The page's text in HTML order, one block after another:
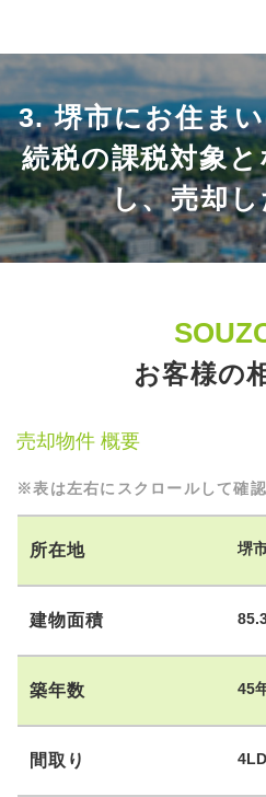
3. 堺市にお住ま
続税の課税対象
し、売却
お客様の
売却物件 概要
※表は左右にスクロールして確
所在地 堺
建物面積
築年数 45
間取り